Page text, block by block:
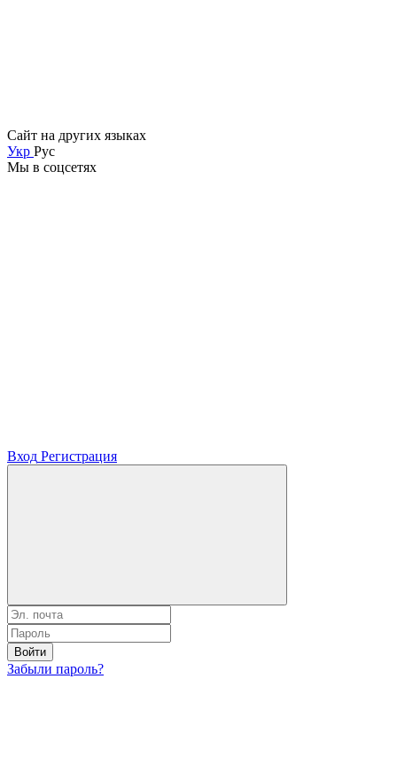
Сайт на других языках
Укр Рус
Мы в соцсетях
Вход Регистрация
Войти
Забыли пароль?